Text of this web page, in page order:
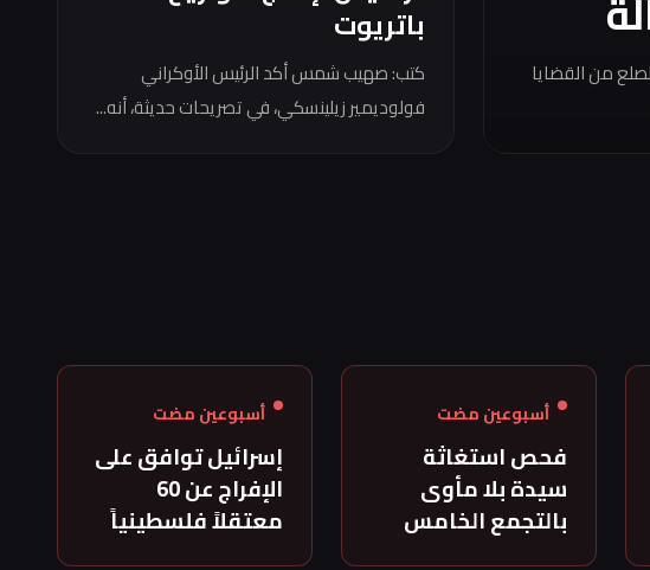
من القضايا
باتريوت
كتب: صهيب شمس أكد الرئيس الأوكراني
فولوديمير زيلينسكي، في تصريحات حديثة، أنه...
أسبوعين مضت
فحص استغاثة
سيدة بلا مأوى
بالتجمع الخامس
أسبوعين مضت
إسرائيل توافق على
الإفراج عن 60
معتقلاً فلسطينياً